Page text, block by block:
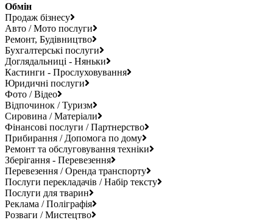
Обмін
Продаж бізнесу
Авто / Мото послуги
Ремонт, Будівництво
Бухгалтерські послуги
Доглядальниці - Няньки
Кастинги - Прослуховування
Юридичні послуги
Фото / Відео
Відпочинок / Туризм
Сировина / Матеріали
Фінансові послуги / Партнерство
Прибирання / Допомога по дому
Ремонт та обслуговування техніки
Зберігання - Перевезення
Перевезення / Оренда транспорту
Послуги перекладачів / Набір тексту
Послуги для тварин
Реклама / Поліграфія
Розваги / Мистецтво